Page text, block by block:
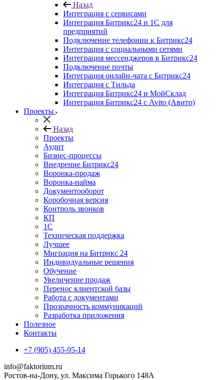
Назад
Интеграция с сервисами
Интеграция Битрикс24 и 1С для
предприятий
Подключение телефонии к Битрикс24
Интеграция с социальными сетями
Интеграция мессенджеров в Битрикс24
Подключение почты
Интеграция онлайн-чата с Битрикс24
Интеграция с Тильда
Интеграция Битрикс24 и МойСклад
Интеграция Битрикс24 с Avito (Авито)
Проекты
Назад
Проекты
Аудит
Бизнес-процессы
Внедрение Битрикс24
Воронка-продаж
Воронка-найма
Документооборот
Коробочная версия
Контроль звонков
КП
1С
Техническая поддержка
Лучшее
Миграция на Битрикс 24
Индивидуальные решения
Обучение
Увеличение продаж
Перенос клиентской базы
Работа с документами
Прозрачность коммуникаций
Разработка приложения
Полезное
Контакты
+7 (905) 455-95-14
info@faktorium.ru
Ростов-на-Дону, ул. Максима Горького 148А